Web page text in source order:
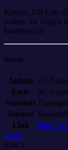
Kosten: 370 € bis
Sollten Sie Fragen
konferenz.de
Details
Anfang 27.
Ende
30.
Standort
Adresse
Link
https://
email
Rate it